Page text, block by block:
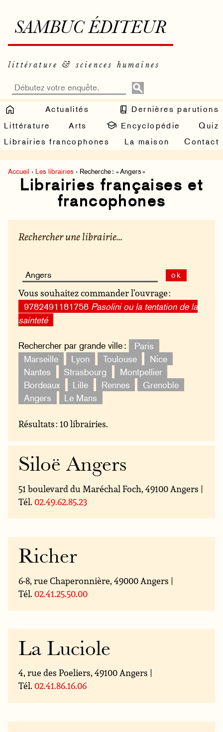
SAMBUC ÉDITEUR
littérature & sciences humaines
Actualités
Dernières parutions
Littérature
Arts Encyclopédie
Quiz
Librairies francophones
La maison Contact
Accueil › Les librairies › Recherche : « Angers »
Librairies françaises et
francophones
Rechercher une librairie...
ok
Vous souhaitez commander l’ouvrage :
9782491181758 Pasolini ou la tentation de la
sainteté
Rechercher par grande ville :
Paris
Marseille
Lyon Toulouse
Nice
Nantes
Strasbourg
Montpellier
Bordeaux
Lille Rennes
Grenoble
Angers
Le Mans
Résultats : 10 librairies.
Siloë Angers
51 boulevard du Maréchal Foch, 49100 Angers |
Tél. 02.49.62.85.23
Richer
6-8, rue Chaperonnière, 49000 Angers |
Tél. 02.41.25.50.00
La Luciole
4, rue des Poeliers, 49100 Angers |
Tél. 02.41.86.16.06